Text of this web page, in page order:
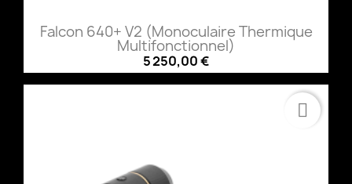
Falcon 640+ V2 (Monoculaire Thermique
Multifonctionnel)
5 250,00 €